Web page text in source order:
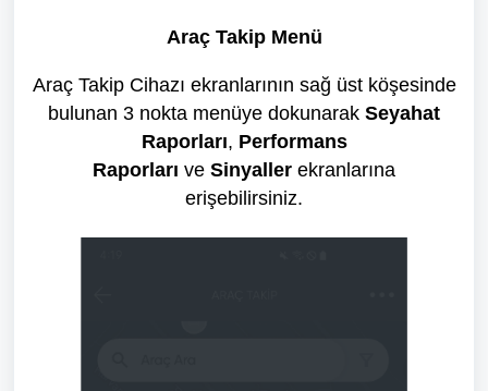
Araç Takip Menü
Araç Takip Cihazı ekranlarının sağ üst köşesinde
bulunan 3 nokta menüye dokunarak Seyahat
Raporları, Performans
Raporları ve Sinyaller ekranlarına
erişebilirsiniz.